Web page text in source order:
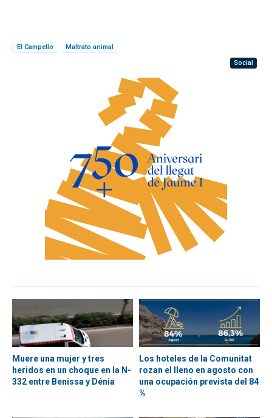
El Campello
Maltrato animal
Social
Muere una mujer y tres
heridos en un choque en la N-
332 entre Benissa y Dénia
Los hoteles de la Comunitat
rozan el lleno en agosto con
una ocupación prevista del 84
%